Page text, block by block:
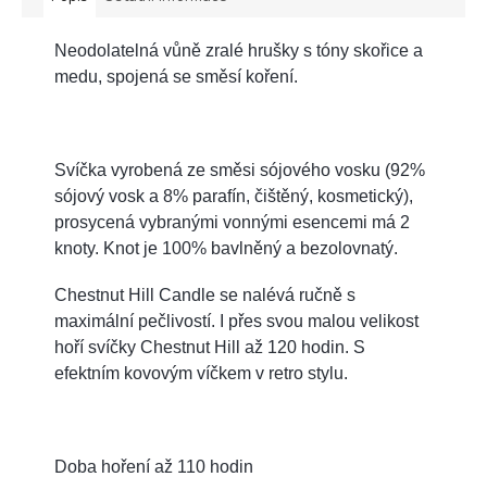
Neodolatelná vůně zralé hrušky s tóny skořice a
medu, spojená se směsí koření.
Svíčka vyrobená ze směsi sójového vosku (92%
sójový vosk a 8% parafín, čištěný, kosmetický),
prosycená vybranými vonnými esencemi má 2
knoty. Knot je 100% bavlněný a bezolovnatý.
Chestnut Hill Candle se nalévá ručně s
maximální pečlivostí. I přes svou malou velikost
hoří svíčky Chestnut Hill až 120 hodin. S
efektním kovovým víčkem v retro stylu.
Doba hoření až 110 hodin